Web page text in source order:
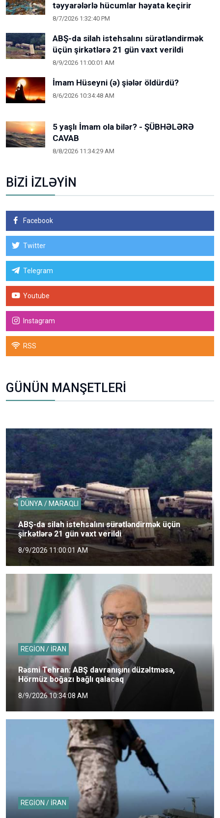
təyyarələrlə hücumlar həyata keçirir
8/7/2026 1:32:40 PM
ABŞ-da silah istehsalını sürətləndirmək
üçün şirkətlərə 21 gün vaxt verildi
8/9/2026 11:00:01 AM
İmam Hüseyni (ə) şiələr öldürdü?
8/6/2026 10:34:48 AM
5 yaşlı İmam ola bilər? - ŞÜBHƏLƏRƏ
CAVAB
8/8/2026 11:34:29 AM
BİZİ İZLƏYİN
Facebook
Twitter
Telegram
Youtube
Instagram
RSS
GÜNÜN MANŞETLERİ
DÜNYA / MARAQLI
ABŞ-da silah istehsalını sürətləndirmək üçün
şirkətlərə 21 gün vaxt verildi
8/9/2026 11:00:01 AM
REGİON / İRAN
Rəsmi Tehran: ABŞ davranışını düzəltməsə,
Hörmüz boğazı bağlı qalacaq
8/9/2026 10:34:08 AM
REGİON / İRAN